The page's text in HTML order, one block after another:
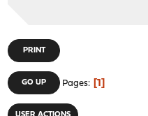
PRINT
GO UP Pages 1